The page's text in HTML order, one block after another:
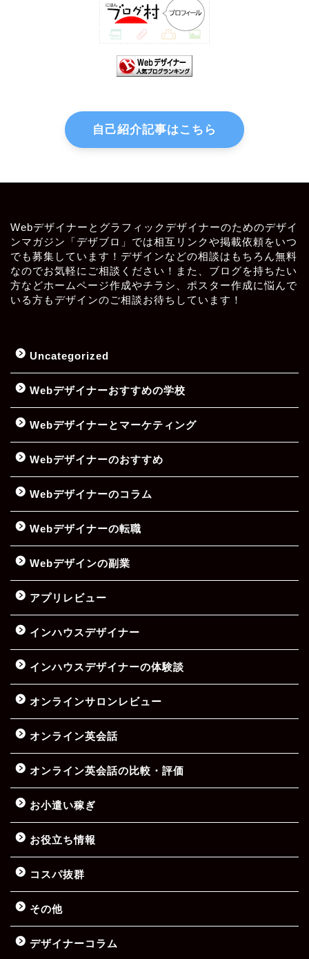
自己紹介記事はこちら
Webデザイナーとグラフィックデザイナーのためのデザイ
ンマガジン「デザブロ」では相互リンクや掲載依頼をいつ
でも募集しています！デザインなどの相談はもちろん無料
なのでお気軽にご相談ください！また、ブログを持ちたい
方などホームページ作成やチラシ、ポスター作成に悩んで
いる方もデザインのご相談お待ちしています！
Uncategorized
Webデザイナーおすすめの学校
Webデザイナーとマーケティング
Webデザイナーのおすすめ
Webデザイナーのコラム
Webデザイナーの転職
Webデザインの副業
アプリレビュー
インハウスデザイナー
インハウスデザイナーの体験談
オンラインサロンレビュー
オンライン英会話
オンライン英会話の比較・評価
お小遣い稼ぎ
お役立ち情報
コスパ抜群
その他
デザイナーコラム